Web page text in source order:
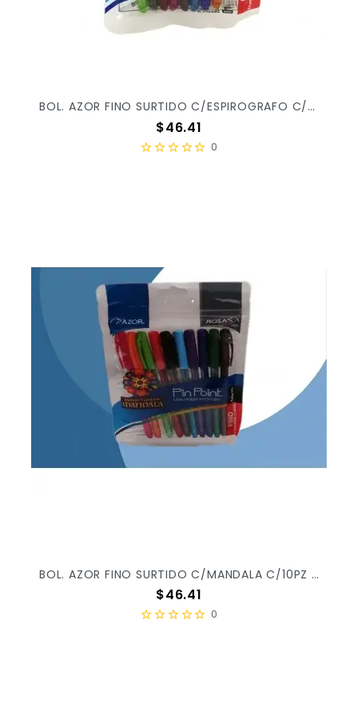
BOL. AZOR FINO SURTIDO C/ESPIROGRAFO C/8PZ X/24
Precio
$46.41
0
BOL. AZOR FINO SURTIDO C/MANDALA C/10PZ X/24
Precio
$46.41
0